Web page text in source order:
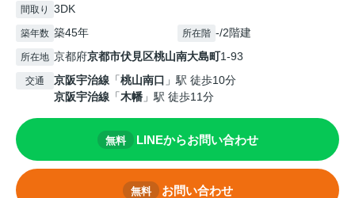
間取り 3DK
築年数 築45年 所在階 -/2階建
所在地 京都府京都市伏見区桃山南大島町1-93
交通 京阪宇治線 「桃山南口 」駅 徒歩10分
京阪宇治線 「木幡 」駅 徒歩11分
無料 LINEからお問い合わせ
無料 お問い合わせ